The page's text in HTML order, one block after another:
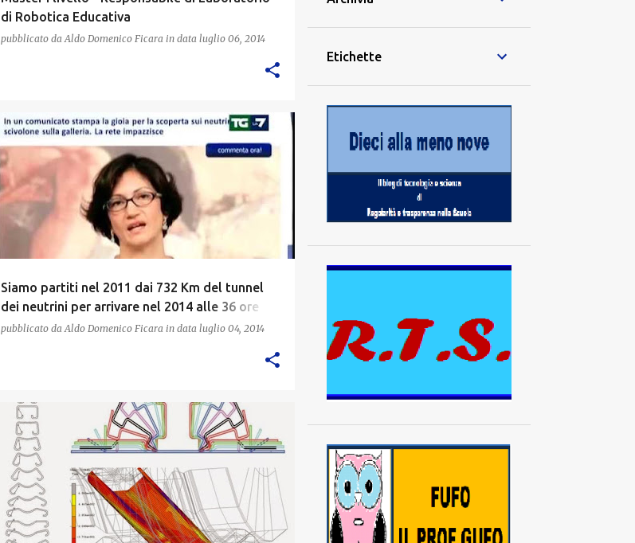
di Robotica Educativa
pubblicato da Aldo Domenico Ficara in data luglio 06, 2014
Siamo partiti nel 2011 dai 732 Km del tunnel
dei neutrini per arrivare nel 2014 alle 36 ore
settimanali
pubblicato da Aldo Domenico Ficara in data luglio 04, 2014
Etichette